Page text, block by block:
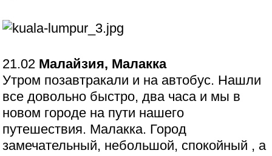
21.02 Малайзия, Малакка
Утром позавтракали и на автобус. Нашли
все довольно быстро, два часа и мы в
новом городе на пути нашего
путешествия. Малакка. Город
замечательный, небольшой, спокойный , а